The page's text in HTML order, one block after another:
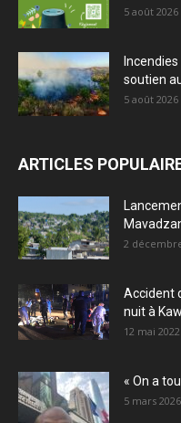
5 août 2026
soutien
5 août 2026
ARTICLES
2
Accident
nuit à
12 mai 2022
« On a
5 mars 2026